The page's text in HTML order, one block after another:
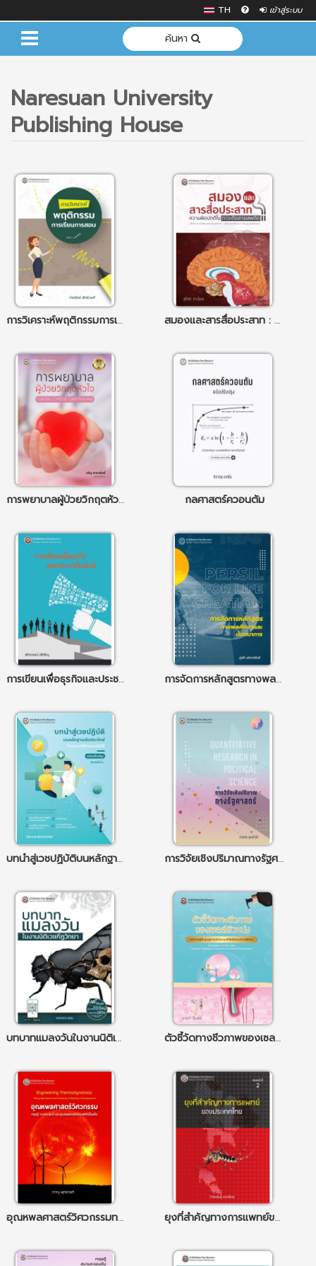
TH เข้าสู่ระบบ
ค้นหา
Naresuan University
Publishing House
การวิเคราะห์พฤติกรรมการเรียนการสอน สมองและสารสื่อประสาท : ความผิดปกติในภาวะติดสารเสพติด
การพยาบาลผู้ป่วยวิกฤตหัวใจ กลศาสตร์ควอนตัม
การเขียนเพื่อธุรกิจและประชาสัมพันธ์ การจัดการหลักสูตรทางพลศึกษาและนันทนาการ
บทนำสู่เวชปฏิบัติบนหลักฐานเชิงประจักษ์ในงานเภสัชกรรมปฏิบัติ (ฉบับปรับปรุง) การวิจัยเชิงปริมาณทางรัฐศาสตร์
บทบาทแมลงวันในงานนิติเวชกีฏวิทยา ตัวชี้วัดทางชีวภาพของเซลล์ผิวหนังจากความรู้พื้นฐานสู่การนำไปประยุกต์ใช้เพื่อประเมินเวชสำอาง
อุณหพลศาสตร์วิศวกรรมทฤษฎีการประยุกต์และอุณหพลศาสตร์เชิงสถิติเบื้องต้น ยุงที่สำคัญทางการแพทย์ของประเทศไทย